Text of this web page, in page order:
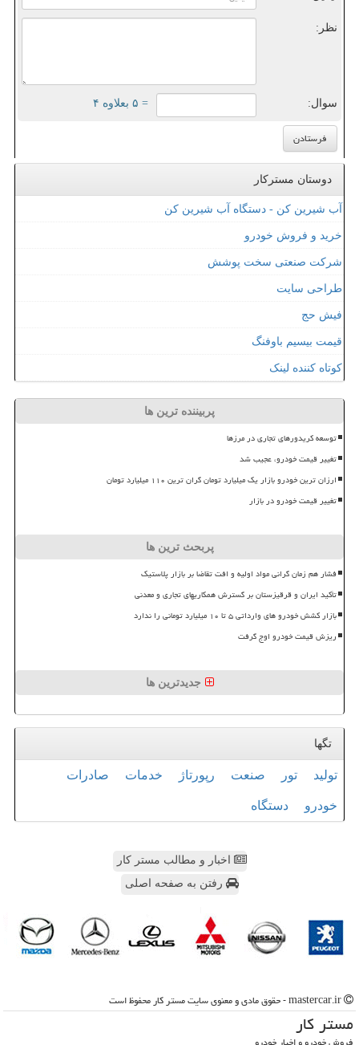
نظر:
سوال: = ۵ بعلاوه ۴
دوستان مسترکار
آب شیرین کن - دستگاه آب شیرین کن
خرید و فروش خودرو
شرکت صنعتی سخت پوشش
طراحی سایت
فیش حج
قیمت بیسیم باوفنگ
کوتاه کننده لینک
پربیننده ترین ها
توسعه کریدورهای تجاری در مرزها
تغییر قیمت خودرو، عجیب شد
ارزان ترین خودرو بازار یک میلیارد تومان گران ترین ۱۱۰ میلیارد تومان
تغییر قیمت خودرو در بازار
پربحث ترین ها
فشار هم زمان گرانی مواد اولیه و افت تقاضا بر بازار پلاستیک
تأکید ایران و قرقیزستان بر گسترش همکاریهای تجاری و معدنی
بازار کشش خودرو های وارداتی ۵ تا ۱۰ میلیارد تومانی را ندارد
ریزش قیمت خودرو اوج گرفت
جدیدترین ها
تگها
تولید تور صنعت رپورتاژ خدمات صادرات
خودرو دستگاه
اخبار و مطالب مستر کار
رفتن به صفحه اصلی
مستر كار